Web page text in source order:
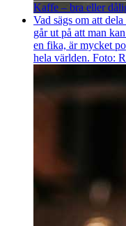
Kaffe – bra eller
Vad sägs om att
går ut på att man
en fika, är mycket
hela världen. Foto: